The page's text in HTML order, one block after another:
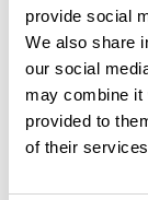
provide social
We also share
our social
may combine it
provided to
of their
Découvrez ce